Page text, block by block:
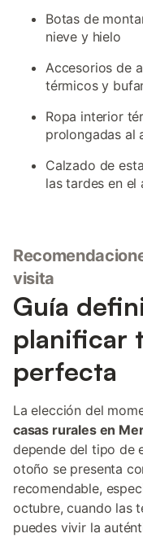
Botas de
nieve y hielo
Accesorios de
térmicos y
Ropa interior
prolongadas al
Calzado de
las tardes en el
visita
Guía
planificar
perfecta
La elección del
casas rurales en
depende del tipo de
otoño se presenta
recomendable,
octubre, cuando las
puedes vivir la